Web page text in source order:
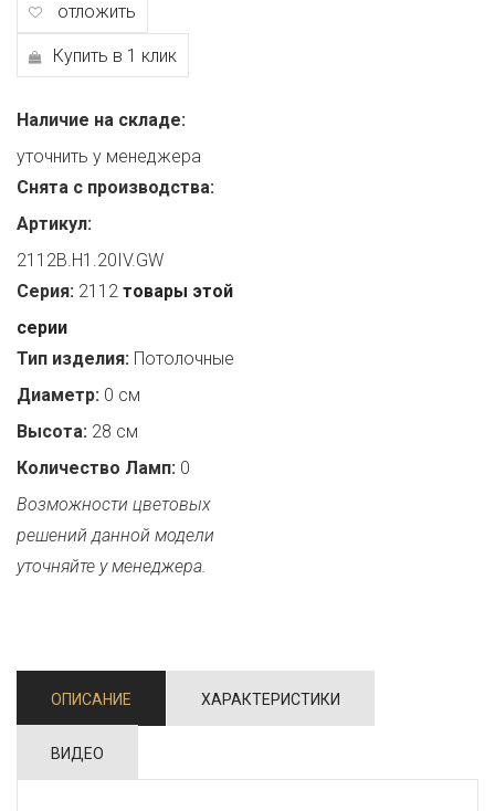
отложить
Купить в 1 клик
Наличие на складе:
уточнить у менеджера
Снята с производства:
Артикул:
2112B.H1.20IV.GW
Серия: 2112 товары этой
серии
Тип изделия: Потолочные
Диаметр: 0 см
Высота: 28 см
Количество Ламп: 0
Возможности цветовых
решений данной модели
уточняйте у менеджера.
ОПИСАНИЕ ХАРАКТЕРИСТИКИ
ВИДЕО